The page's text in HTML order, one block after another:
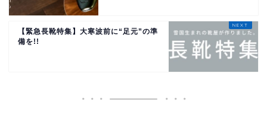
【緊急長靴特集】大寒波前に“足元”の準
備を!!